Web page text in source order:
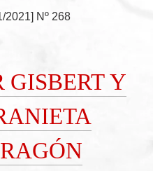
2021] Nº 268
GISBERT Y